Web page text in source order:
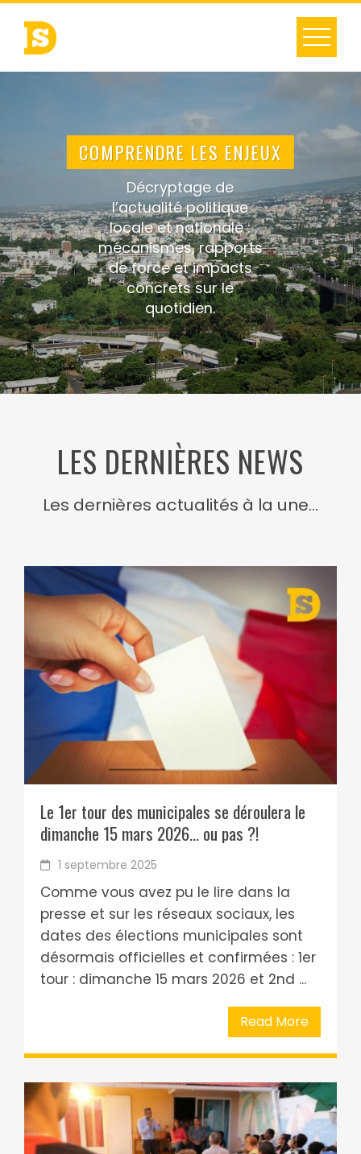
Skip
content
COMPRENDRE LES ENJEUX
Décryptage de
l’actualité politique
locale et nationale :
mécanismes, rapports
de force et impacts
concrets sur le
quotidien.
LES DERNIÈRES NEWS
Les dernières actualités à la une...
Le 1er tour des municipales se déroulera le
dimanche 15 mars 2026… ou pas ?!
1 septembre 2025
Comme vous avez pu le lire dans la
presse et sur les réseaux sociaux, les
dates des élections municipales sont
désormais officielles et confirmées : 1er
tour : dimanche 15 mars 2026 et 2nd ...
Read More